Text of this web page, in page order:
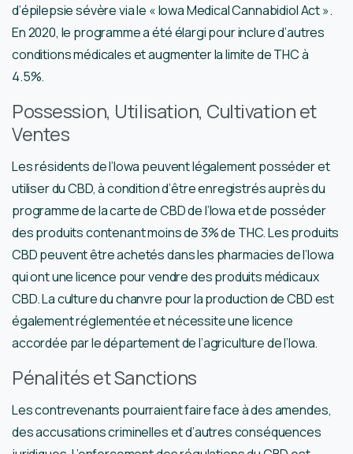
d’épilepsie sévère via le « Iowa Medical Cannabidiol Act ».
En 2020, le programme a été élargi pour inclure d’autres
conditions médicales et augmenter la limite de THC à
4.5%.
Possession, Utilisation, Cultivation et
Ventes
Les résidents de l’Iowa peuvent légalement posséder et
utiliser du CBD, à condition d’être enregistrés auprès du
programme de la carte de CBD de l’Iowa et de posséder
des produits contenant moins de 3% de THC. Les produits
CBD peuvent être achetés dans les pharmacies de l’Iowa
qui ont une licence pour vendre des produits médicaux
CBD. La culture du chanvre pour la production de CBD est
également réglementée et nécessite une licence
accordée par le département de l’agriculture de l’Iowa.
Pénalités et Sanctions
Les contrevenants pourraient faire face à des amendes,
des accusations criminelles et d’autres conséquences